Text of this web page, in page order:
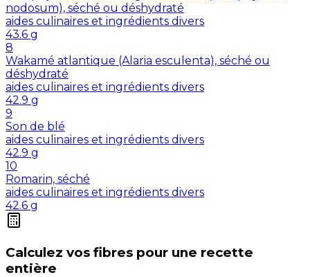
nodosum), séché ou déshydraté
aides culinaires et ingrédients divers
43.6 g
8
Wakamé atlantique (Alaria esculenta), séché ou
déshydraté
aides culinaires et ingrédients divers
42.9 g
9
Son de blé
aides culinaires et ingrédients divers
42.9 g
10
Romarin, séché
aides culinaires et ingrédients divers
42.6 g
Calculez vos fibres pour une recette
entière